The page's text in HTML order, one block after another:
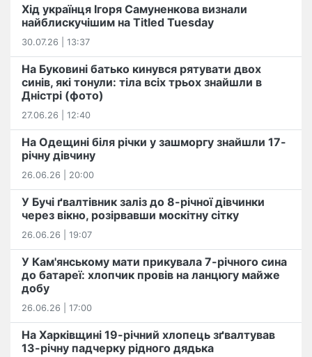
Хід українця Ігоря Самуненкова визнали
найблискучішим на Titled Tuesday
30.07.26 | 13:37
На Буковині батько кинувся рятувати двох
синів, які тонули: тіла всіх трьох знайшли в
Дністрі (фото)
27.06.26 | 12:40
На Одещині біля річки у зашморгу знайшли 17-
річну дівчину
26.06.26 | 20:00
У Бучі ґвалтівник заліз до 8-річної дівчинки
через вікно, розірвавши москітну сітку
26.06.26 | 19:07
У Кам'янському мати прикувала 7-річного сина
до батареї: хлопчик провів на ланцюгу майже
добу
26.06.26 | 17:00
На Харківщині 19-річний хлопець​ ️зґвалтував
13-річну падчерку рідного дядька